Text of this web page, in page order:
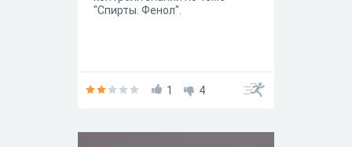
"Спирты. Фенол".
1 4